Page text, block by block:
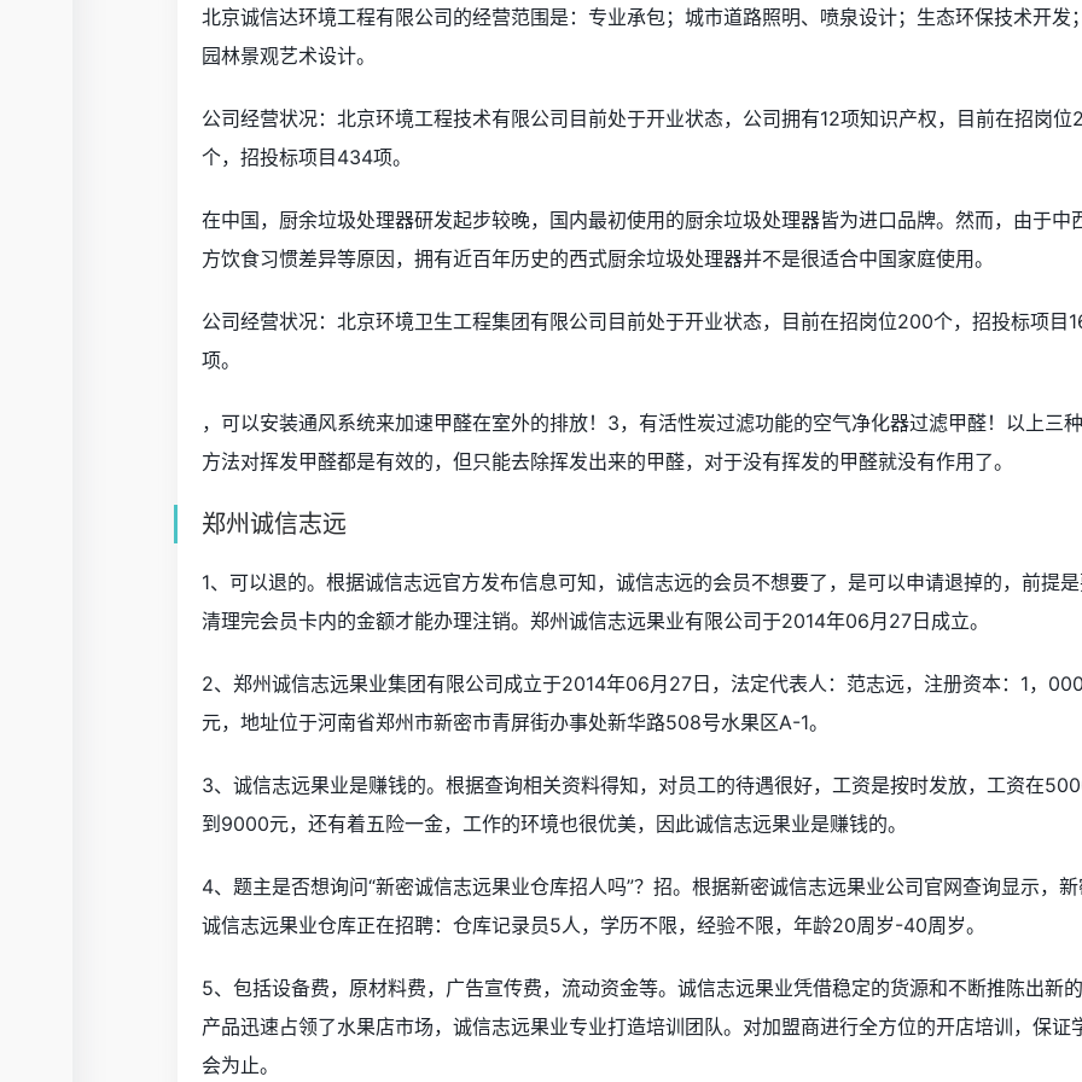
北京诚信达环境工程有限公司的经营范围是：专业承包；城市道路照明、喷泉设计；生态环保技术开发；
园林景观艺术设计。
公司经营状况：北京环境工程技术有限公司目前处于开业状态，公司拥有12项知识产权，目前在招岗位2
个，招投标项目434项。
在中国，厨余垃圾处理器研发起步较晚，国内最初使用的厨余垃圾处理器皆为进口品牌。然而，由于中
方饮食习惯差异等原因，拥有近百年历史的西式厨余垃圾处理器并不是很适合中国家庭使用。
公司经营状况：北京环境卫生工程集团有限公司目前处于开业状态，目前在招岗位200个，招投标项目
项。
，可以安装通风系统来加速甲醛在室外的排放！3，有活性炭过滤功能的空气净化器过滤甲醛！以上三种
方法对挥发甲醛都是有效的，但只能去除挥发出来的甲醛，对于没有挥发的甲醛就没有作用了。
郑州诚信志远
1、可以退的。根据诚信志远官方发布信息可知，诚信志远的会员不想要了，是可以申请退掉的，前提
清理完会员卡内的金额才能办理注销。郑州诚信志远果业有限公司于2014年06月27日成立。
2、郑州诚信志远果业集团有限公司成立于2014年06月27日，法定代表人：范志远，注册资本：1，
元，地址位于河南省郑州市新密市青屏街办事处新华路508号水果区A-1。
3、诚信志远果业是赚钱的。根据查询相关资料得知，对员工的待遇很好，工资是按时发放，工资在
到9000元，还有着五险一金，工作的环境也很优美，因此诚信志远果业是赚钱的。
4、题主是否想询问“新密诚信志远果业仓库招人吗”？招。根据新密诚信志远果业公司官网查询显示，新
诚信志远果业仓库正在招聘：仓库记录员5人，学历不限，经验不限，年龄20周岁-40周岁。
5、包括设备费，原材料费，广告宣传费，流动资金等。诚信志远果业凭借稳定的货源和不断推陈出新的
产品迅速占领了水果店市场，诚信志远果业专业打造培训团队。对加盟商进行全方位的开店培训，保证
会为止。